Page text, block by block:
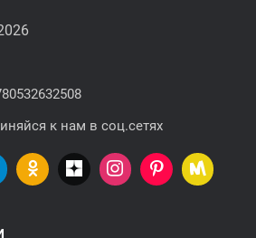
к нам в соц.сетях